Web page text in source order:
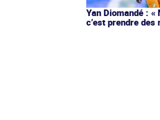
Yan Diomandé : «
c’est prendre des